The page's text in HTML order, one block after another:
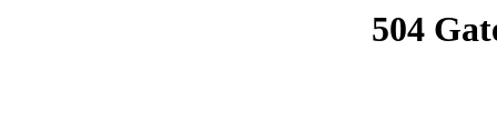
504